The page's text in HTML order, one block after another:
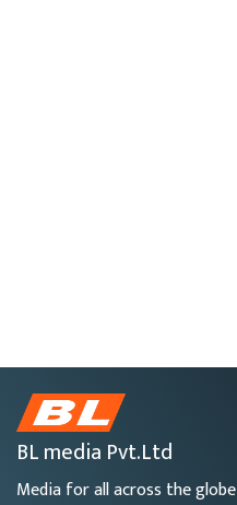
BL media Pvt.Ltd
Media for all across the globe